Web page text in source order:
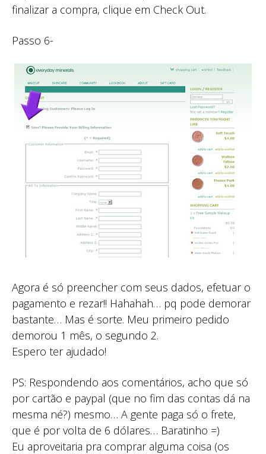
finalizar a compra, clique em Check Out.
Passo 6-
Agora é só preencher com seus dados, efetuar o
pagamento e rezar!! Hahahah… pq pode demorar
bastante… Mas é sorte. Meu primeiro pedido
demorou 1 mês, o segundo 2.
Espero ter ajudado!
PS: Respondendo aos comentários, acho que só
por cartão e paypal (que no fim das contas dá na
mesma né?) mesmo… A gente paga só o frete,
que é por volta de 6 dólares… Baratinho =)
Eu aproveitaria pra comprar alguma coisa (os